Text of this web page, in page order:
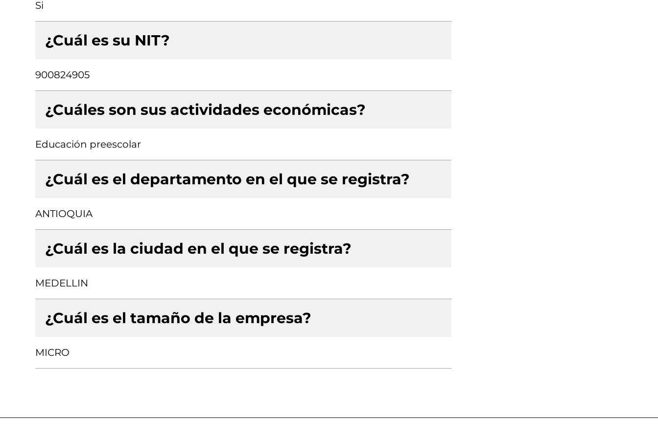
Si
¿Cuál es su NIT?
900824905
¿Cuáles son sus actividades económicas?
Educación preescolar
¿Cuál es el departamento en el que se registra?
ANTIOQUIA
¿Cuál es la ciudad en el que se registra?
MEDELLIN
¿Cuál es el tamaño de la empresa?
MICRO